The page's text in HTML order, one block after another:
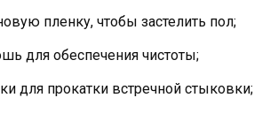
пленку, чтобы застелить пол;
для обеспечения чистоты;
для прокатки встречной стыковки;